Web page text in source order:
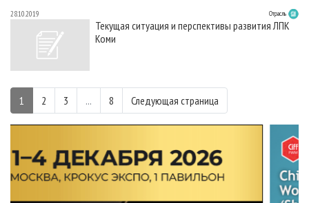
28.10.2019 Отрасль
Текущая ситуация и перспективы развития ЛПК
Коми
1 2 3 ... 8 Следующая страница